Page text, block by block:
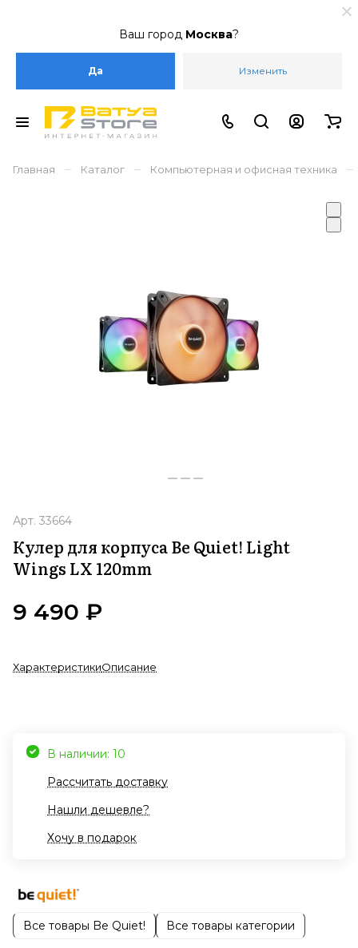
Ваш город Москва?
Да Изменить
Главная – Каталог – Компьютерная и офисная техника –
Арт. 33664
Кулер для корпуса Be Quiet! Light
Wings LX 120mm
9 490 ₽
ХарактеристикиОписание
В наличии: 10
Рассчитать доставку
Нашли дешевле?
Хочу в подарок
Все товары Be Quiet! Все товары категории